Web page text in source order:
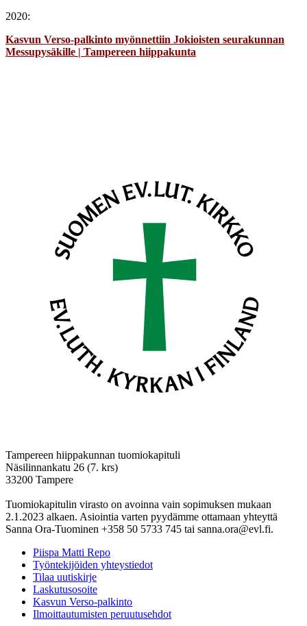
2020:
Kasvun Verso-palkinto myönnettiin Jokioisten seurakunnan
Messupysäkille | Tampereen hiippakunta
Tampereen hiippakunnan tuomiokapituli
Näsilinnankatu 26 (7. krs)
33200 Tampere
Tuomiokapitulin virasto on avoinna vain sopimuksen mukaan
2.1.2023 alkaen. Asiointia varten pyydämme ottamaan yhteyttä
Sanna Ora-Tuominen +358 50 5733 745 tai sanna.ora@evl.fi.
Piispa Matti Repo
Työntekijöiden yhteystiedot
Tilaa uutiskirje
Laskutusosoite
Kasvun Verso-palkinto
Ilmoittautumisten peruutusehdot